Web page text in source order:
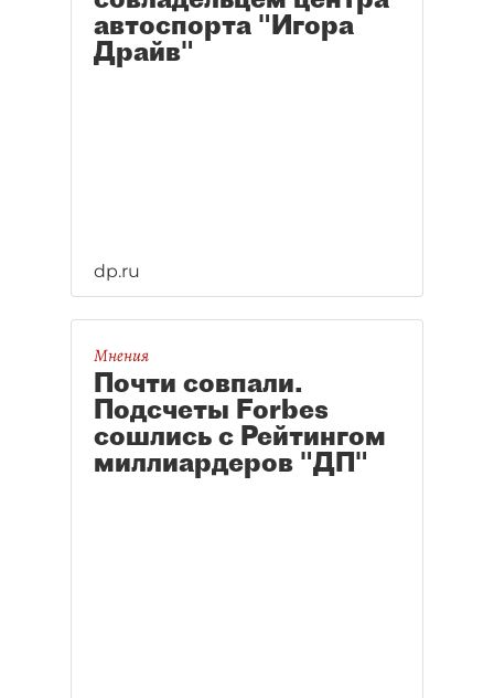
автоспорта "Игора
Драйв"
dp.ru
Мнения
Почти совпали.
Подсчеты Forbes
сошлись с Рейтингом
миллиардеров "ДП"